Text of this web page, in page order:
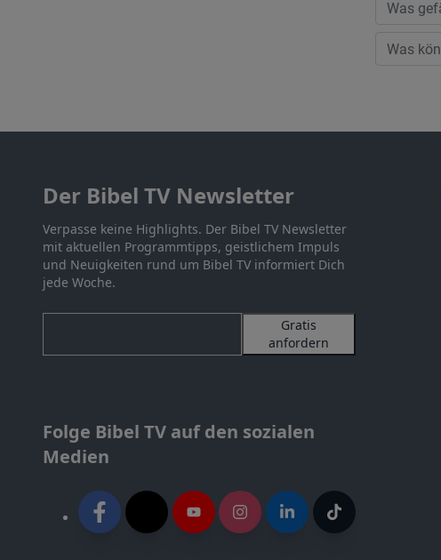
Der Bibel TV Newsletter
Verpasse keine Highlights. Der Bibel TV Newsletter
mit aktuellen Programmtipps, geistlichem Impuls
und Neuigkeiten rund um Bibel TV informiert Dich
jede Woche.
Gratis
anfordern
Folge Bibel TV auf den sozialen
Medien